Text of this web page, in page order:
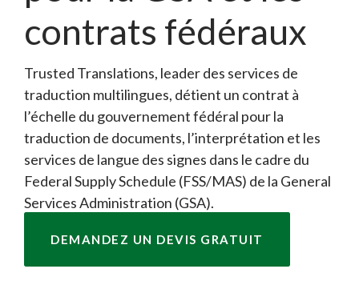
contrats fédéraux
Trusted Translations, leader des services de
traduction multilingues, détient un contrat à
l’échelle du gouvernement fédéral pour la
traduction de documents, l’interprétation et les
services de langue des signes dans le cadre du
Federal Supply Schedule (FSS/MAS) de la General
Services Administration (GSA).
DEMANDEZ UN DEVIS GRATUIT